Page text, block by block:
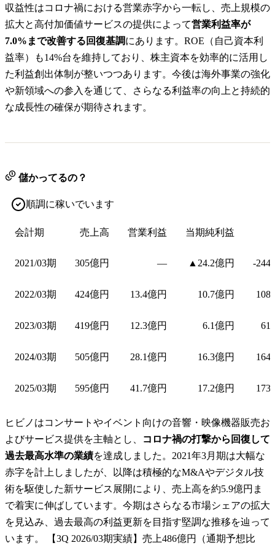
収益性はコロナ禍における営業赤字から一転し、売上規模の
拡大と高付加価値サービスの提供によって営業利益率が
7.0%まで改善する回復基調にあります。ROE（自己資本利
益率）も14%台を維持しており、株主資本を効率的に活用し
た利益創出体制が整いつつあります。今後は海外事業の強化
や新領域への参入を通じて、さらなる利益率の向上と持続的
な成長性の確保が期待されます。
儲かってるの？
順調に稼いでいます
会計期 売上高 営業利益 当期純利益
2021/03期 305億円 — ▲24.2億円 -
2022/03期 424億円 13.4億円 10.7億円
2023/03期 419億円 12.3億円 6.1億円
2024/03期 505億円 28.1億円 16.3億円
2025/03期 595億円 41.7億円 17.2億円
ヒビノはコンサートやイベント向けの音響・映像機器販売お
よびサービス提供を主軸とし、
コロナ禍の打撃から回復して
過去最高水準の業績を達成しました。2021年3月期は大幅な
赤字を計上しましたが、以降は積極的なM&Aやデジタル技
術を駆使した新サービス展開により、売上高を約5.9億円ま
で着実に伸ばしています。今期はさらなる市場シェアの拡大
を見込み、過去最高の利益更新を目指す堅調な推移を辿って
います。 【3Q 2026/03期実績】売上486億円（通期予想比